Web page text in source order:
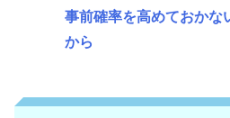
事前確率を高めておかな
から